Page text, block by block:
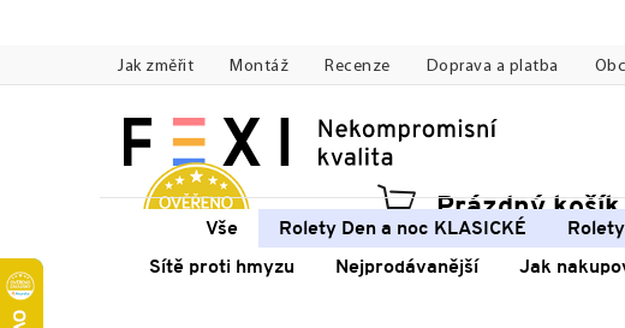
Jak změřit Montáž Recenze Doprava a platba
Nákupní
košík
Prázdný košík
Vše Rolety Den a noc KLASICKÉ
Sítě proti hmyzu
Nejprodávanější Jak